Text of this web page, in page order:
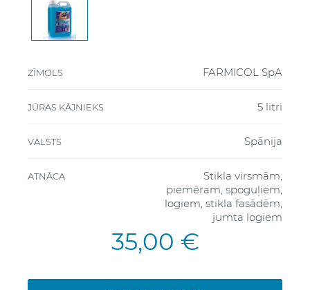
ZĪMOLS FARMICOL SpA
JŪRAS KĀJNIEKS 5 litri
VALSTS Spānija
ATNĀCA
Stikla virsmām,
piemēram, spoguļiem,
logiem, stikla fasādēm,
jumta logiem
35,00 €